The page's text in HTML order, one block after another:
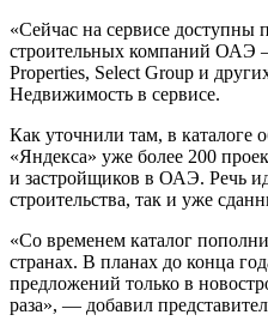
«Сейчас на сервисе
строительных компаний ОАЭ
Properties, Select Group и
Недвижимость в сервисе.
Как уточнили там, в каталоге
«Яндекса» уже более 200
и застройщиков в ОАЭ. Речь
строительства, так и уже
«Со временем каталог
странах. В планах до конца
предложений только в
раза», — добавил